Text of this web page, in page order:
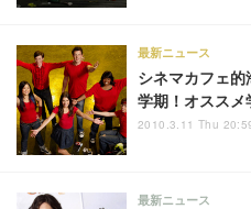
シネマカフェ
学期！オススメ
最新ニュース
2010.3.11 Thu
最新ニュース